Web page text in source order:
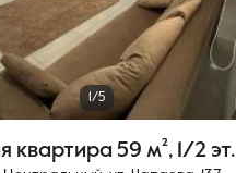
1/5
квартира 59 м², 1/2 эт.